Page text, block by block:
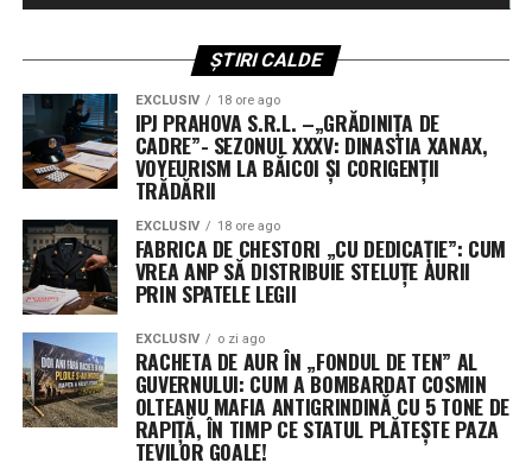
tehnologică în spațiul cosmic.
Fără scutire de la reducerile automate de cheltuieli
O altă cerere respinsă a vizat scutirea fondurilor de
reconciliere aprobate anul trecut de la mecanismul de
sechestrare (reduceri automate). Fără această excepție,
indisponibile.
Următorii pași în Congres
Senatul urmează să voteze rezoluția în această
săptămână, înainte de începerea vacanței de august.
Camera Reprezentanților, deja în pauză, și-a adoptat
propria variantă pe 21 iulie. Cele două texte vor trebui
fie unificate, fie una dintre camere va trebui să adopte
ȘTIRI CALDE
EXCLUSIV 18 ore ago
IPJ PRAHOVA S.R.L. –„GRĂDINIȚA DE
CADRE”- SEZONUL XXXV: DINASTIA XANAX,
VOYEURISM LA BĂICOI ȘI CORIGENȚII
TRĂDĂRII
EXCLUSIV 18 ore ago
FABRICA DE CHESTORI „CU DEDICAȚIE”: CUM
VREA ANP SĂ DISTRIBUIE STELUȚE AURII
PRIN SPATELE LEGII
EXCLUSIV o zi ago
RACHETA DE AUR ÎN „FONDUL DE TEN” AL
GUVERNULUI: CUM A BOMBARDAT COSMIN
OLTEANU MAFIA ANTIGRINDINĂ CU 5 TONE DE
RAPIȚĂ, ÎN TIMP CE STATUL PLĂTEȘTE PAZA
TEVILOR GOALE!